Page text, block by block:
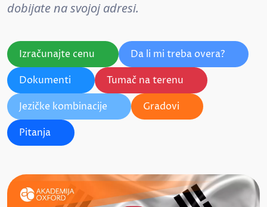
dobijate na svojoj adresi.
Izračunajte cenu
Da li mi treba overa?
Dokumenti
Tumač na terenu
Jezičke kombinacije
Gradovi
Pitanja